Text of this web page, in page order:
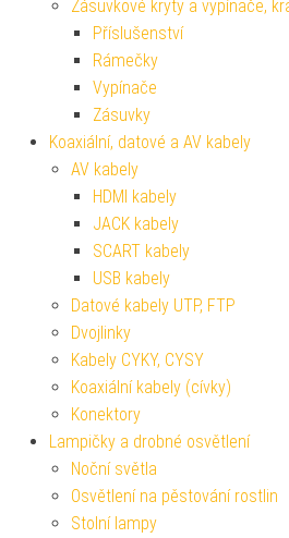
Zásuvkové kryty a vypínače,
Příslušenství
Rámečky
Vypínače
Zásuvky
Koaxiální, datové a AV kabely
AV kabely
HDMI kabely
JACK kabely
SCART kabely
USB kabely
Datové kabely UTP, FTP
Dvojlinky
Kabely CYKY, CYSY
Koaxiální kabely (cívky)
Konektory
Lampičky a drobné osvětlení
Noční světla
Osvětlení na pěstování rostlin
Stolní lampy